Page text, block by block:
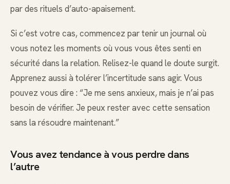
par des rituels d’auto-apaisement.
Si c’est votre cas, commencez par tenir un journal où
vous notez les moments où vous vous êtes senti en
sécurité dans la relation. Relisez-le quand le doute surgit.
Apprenez aussi à tolérer l’incertitude sans agir. Vous
pouvez vous dire : “Je me sens anxieux, mais je n’ai pas
besoin de vérifier. Je peux rester avec cette sensation
sans la résoudre maintenant.”
Vous avez tendance à vous perdre dans
l’autre